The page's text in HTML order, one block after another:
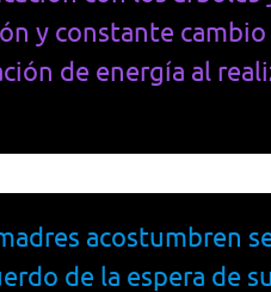
y constante cambio
de energía al
acostumbren
de la espera de